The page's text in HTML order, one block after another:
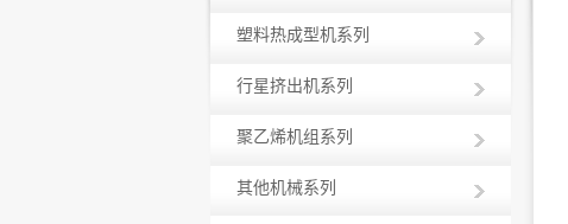
塑料热成型机系列
行星挤出机系列
聚乙烯机组系列
其他机械系列